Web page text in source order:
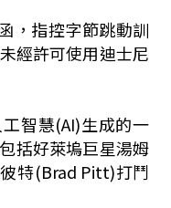
，指控字節跳動訓
經許可使用迪士尼
智慧(AI)生成的一
括好萊塢巨星湯姆
特(Brad Pitt)打鬥